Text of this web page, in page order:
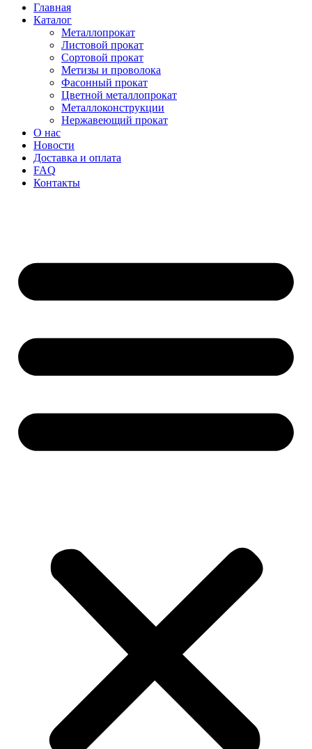
Главная
Каталог
Металлопрокат
Листовой прокат
Сортовой прокат
Метизы и проволока
Фасонный прокат
Цветной металлопрокат
Металлоконструкции
Нержавеющий прокат
О нас
Новости
Доставка и оплата
FAQ
Контакты